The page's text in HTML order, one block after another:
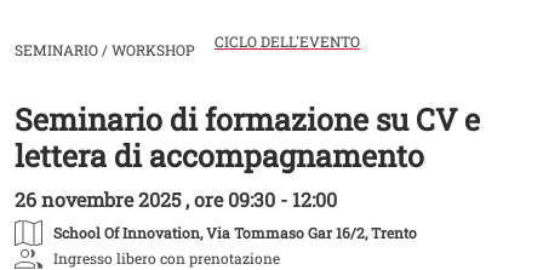
SEMINARIO / WORKSHOP CICLO DELL'EVENTO
Image
Seminario di formazione su CV e
lettera di accompagnamento
26 novembre 2025 , ore 09:30 - 12:00
School Of Innovation, Via Tommaso Gar 16/2, Trento
Ingresso libero con prenotazione